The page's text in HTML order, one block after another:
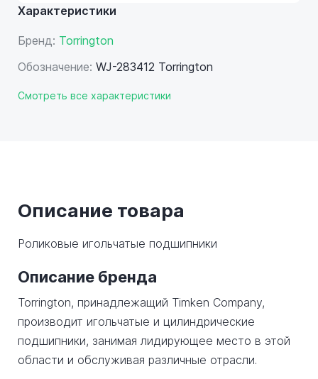
Характеристики
Бренд: Torrington
Обозначение: WJ-283412 Torrington
Смотреть все характеристики
Описание товара
Роликовые игольчатые подшипники
Описание бренда
Torrington, принадлежащий Timken Company,
производит игольчатые и цилиндрические
подшипники, занимая лидирующее место в этой
области и обслуживая различные отрасли.